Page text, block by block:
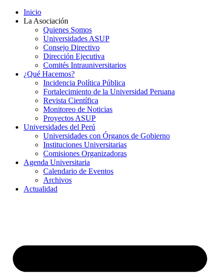
Inicio
La Asociación
Quienes Somos
Universidades ASUP
Consejo Directivo
Dirección Ejecutiva
Comités Intrauniversitarios
¿Qué Hacemos?
Incidencia Política Pública
Fortalecimiento de la Universidad Peruana
Revista Científica
Monitoreo de Noticias
Proyectos ASUP
Universidades del Perú
Universidades con Órganos de Gobierno
Instituciones Universitarias
Comisiones Organizadoras
Agenda Universitaria
Calendario de Eventos
Archivos
Actualidad